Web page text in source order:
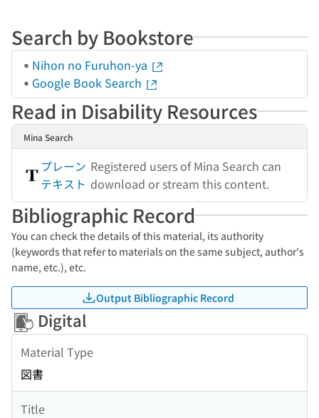
Search by Bookstore
Nihon no Furuhon-ya
Google Book Search
Read in Disability Resources
Mina Search
プレーン
テキスト
Registered users of Mina Search can
download or stream this content.
Bibliographic Record
You can check the details of this material, its authority
(keywords that refer to materials on the same subject, author's
name, etc.), etc.
Output Bibliographic Record
Digital
Material Type
図書
Title